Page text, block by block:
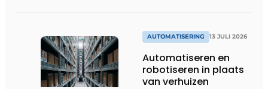
AUTOMATISERING 13 JULI 2026
Automatiseren en
robotiseren in plaats
van verhuizen